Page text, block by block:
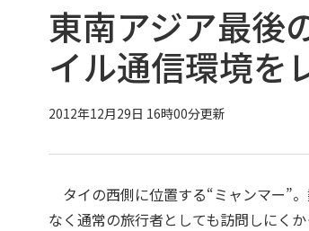
東南アジア最後
イル通信環境を
2012年12月29日 16時00分更新
タイの西側に位置する“ミャンマー”
なく通常の旅行者としても訪問しにく